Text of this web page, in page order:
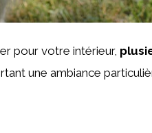
pour votre intérieur,
une ambiance